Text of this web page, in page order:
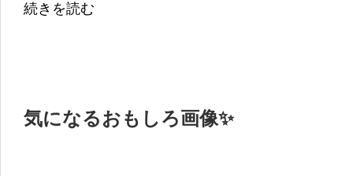
続きを読む
気になるおもしろ画像✨